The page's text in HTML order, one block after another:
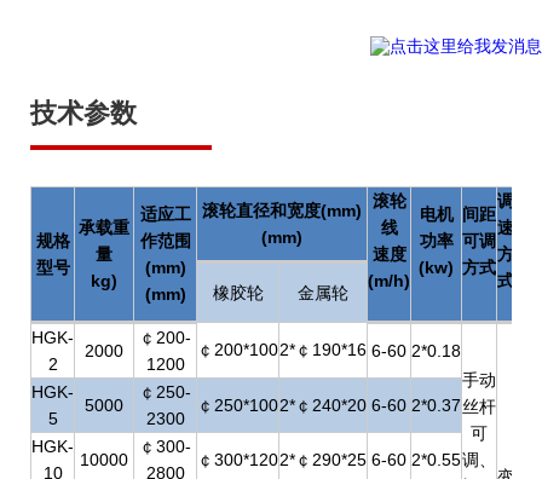
技术参数
规格
型号
承载重
量
kg)
适应工
作范围
(mm)
(mm)
滚轮直径和宽度(mm)
(mm)
滚轮
线
速度
(m/h)
电机
功率
(kw)
间距
可调
方式
调
速
方
式
橡胶轮 金属轮
HGK-
2
2000
￠200-
1200
￠200*1002*￠190*16 6-60 2*0.18
手动
丝杆
可
调、
HGK-
5
5000
￠250-
2300
￠250*1002*￠240*20 6-60 2*0.37
HGK-
10
10000
￠300-
2800
￠300*1202*￠290*25 6-60 2*0.55